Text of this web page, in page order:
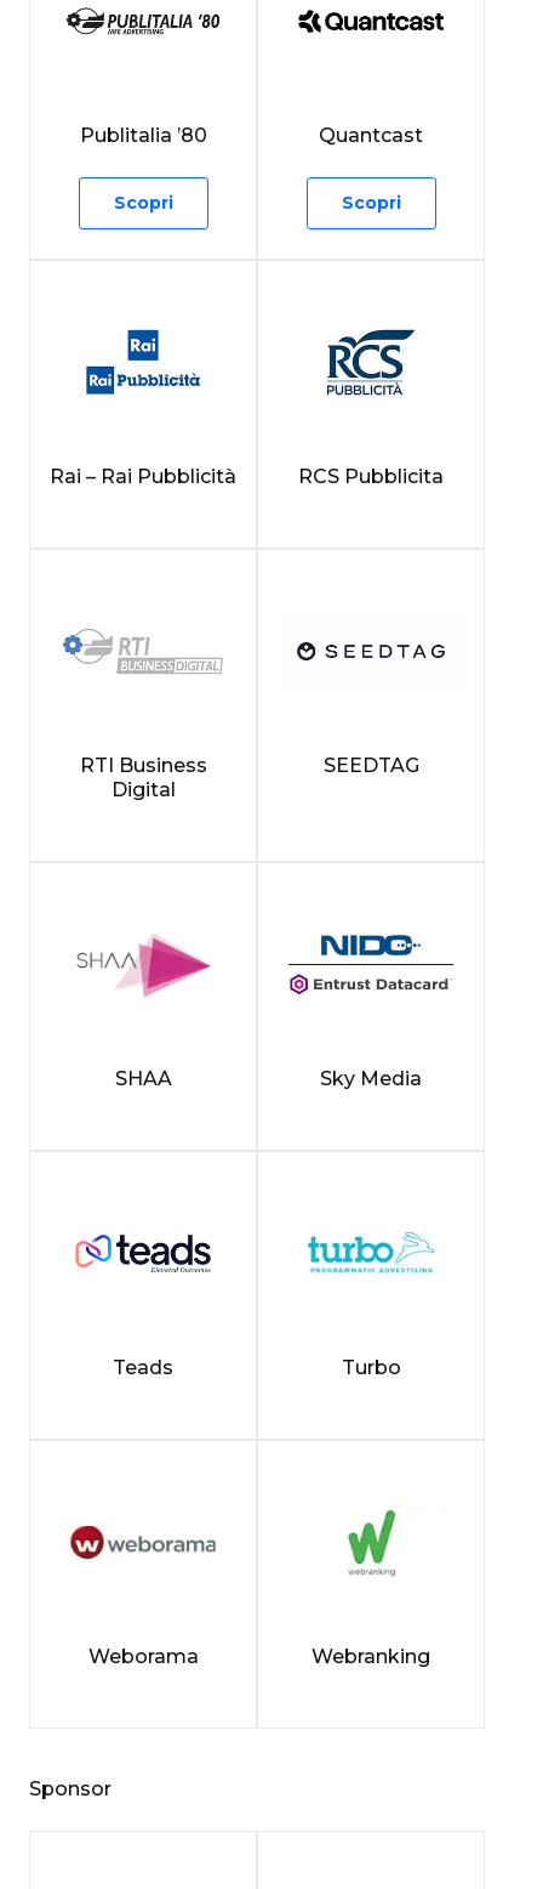
Publitalia ’80
Scopri
Quantcast
Scopri
Rai – Rai Pubblicità RCS Pubblicita
RTI Business
Digital
SEEDTAG
SHAA Sky Media
Teads Turbo
Weborama Webranking
Sponsor